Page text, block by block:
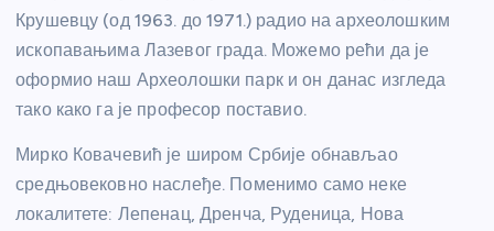
Крушевцу (од 1963. до 1971.) радио на археолошким
ископавањима Лазевог града. Можемо рећи да је
оформио наш Археолошки парк и он данас изгледа
тако како га је професор поставио.
Мирко Ковачевић је широм Србије обнављао
средњовековно наслеђе. Поменимо само неке
локалитете: Лепенац, Дренча, Руденица, Нова